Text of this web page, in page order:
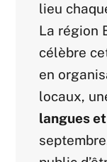
lieu
La région
célèbre
en
locaux,
langues